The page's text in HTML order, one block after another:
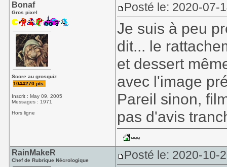
Bonaf
Gros pixel
Score au grosquiz
1044270 pts.
Inscrit : May 09, 2005
Messages : 1971
Hors ligne
Posté le: 2020-07-
Je suis à peu
dit... le
et dessert
avec l'image
Pareil sinon,
pas d'avis
RainMakeR
Chef de Rubrique Nécrologique Posté le: 2020-10-